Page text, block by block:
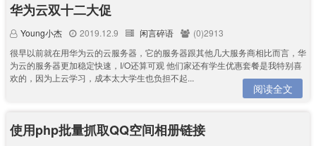
华为云双十二大促
Young小杰 2019.12.9 闲言碎语
(0)2913
很早以前就在用华为云的云服务器，它的服务器跟其他几大服务商相比而言，华
为云的服务器更加稳定快速，I/O还算可观 他们家还有学生优惠套餐是我特别喜
欢的，因为上云学习，成本太大学生也负担不起...
阅读全文
使用php批量抓取QQ空间相册链接